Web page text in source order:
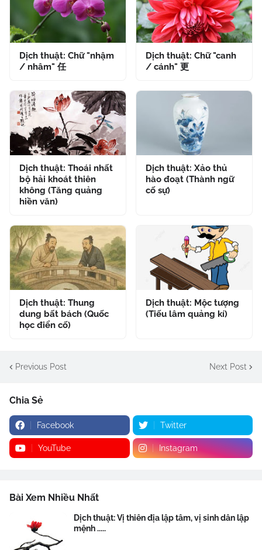
Dịch thuật: Chữ "nhậm
/ nhâm" 任
Dịch thuật: Chữ "canh
/ cánh" 更
Dịch thuật: Thoái nhất
bộ hải khoát thiên
không (Tăng quảng
hiền văn)
Dịch thuật: Xảo thủ
hào đoạt (Thành ngữ
cố sự)
Dịch thuật: Thung
dung bất bách (Quốc
học điển cố)
Dịch thuật: Mộc tượng
(Tiếu lâm quảng kí)
Previous Post Next Post
Chia Sẻ
Facebook Twitter
YouTube Instagram
Bài Xem Nhiều Nhất
Dịch thuật: Vị thiên địa lập tâm, vị sinh dân lập
mệnh .....